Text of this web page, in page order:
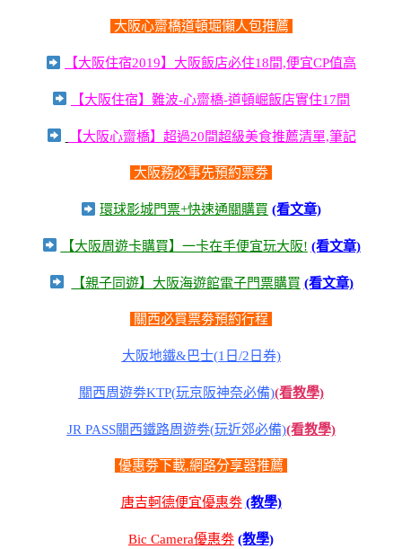
大阪心齋橋道頓堀懶人包推薦
【大阪住宿2019】大阪飯店必住18間,便宜CP值高
【大阪住宿】難波-心齋橋-道頓崛飯店實住17間
【大阪心齋橋】超過20間超級美食推薦清單,筆記
大阪務必事先預約票劵
環球影城門票+快速通關購買 (看文章)
【大阪周遊卡購買】一卡在手便宜玩大阪! (看文章)
【親子同遊】大阪海遊館電子門票購買 (看文章)
關西必買票劵預約行程
大阪地鐵&巴士(1日/2日券)
關西周遊劵KTP(玩京阪神奈必備)(看教學)
JR PASS關西鐵路周遊劵(玩近郊必備)(看教學)
優惠劵下載,網路分享器推薦
唐吉軻德便宜優惠劵 (教學)
Bic Camera優惠劵 (教學)